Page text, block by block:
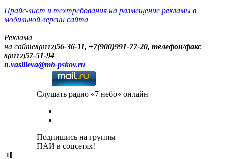
Прайс-лист и техтребования на размещение рекламы в
мобильной версии сайта
Реклама
на сайте8(8112)56-36-11, +7(900)991-77-20, телефон/факс
8(8112)57-51-94
n.vasilieva@mh-pskov.ru
Слушать радио «7 небо» онлайн
Подпишись на группы
ПАИ в соцсетях!